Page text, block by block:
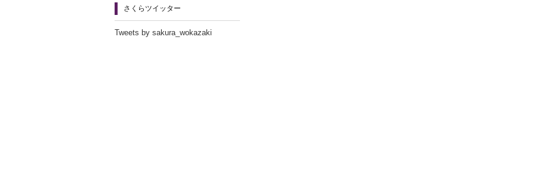
さくらツイッター
Tweets by sakura_wokazaki